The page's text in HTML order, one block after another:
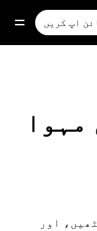
اپ کریں
اور